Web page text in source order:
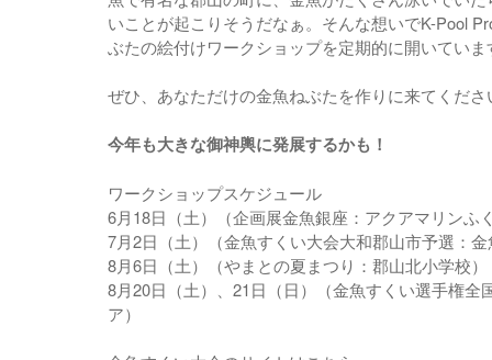
いことが起こりそうだなぁ。そんな想いでK-Pool
ぶたの絵付けワークショップを定期的に開いていま
ぜひ、あなただけの金魚ねぶたを作りに来てくださ
今年も大きな御神輿に発展するかも！
ワークショップスケジュール
6月18日（土）（企画展金魚銀座：アクアマリンふ
7月2日（土）（金魚すくい大会大和郡山市予選：
8月6日（土）（やまとの夏まつり：郡山北小学校）
8月20日（土）、21日（日）（金魚すくい選手権全
ア）